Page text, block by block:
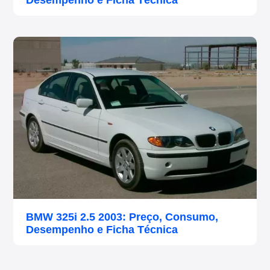
BMW 325i 2.5 2003: Preço, Consumo,
Desempenho e Ficha Técnica